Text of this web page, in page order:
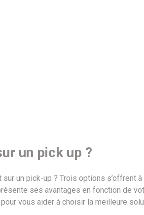
un pick up ?
un pick-up ? Trois options s’offrent à
ses avantages en fonction de
vous aider à choisir la meilleure